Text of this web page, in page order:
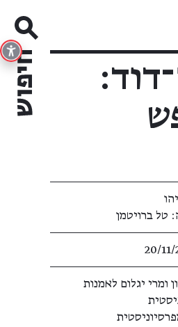
טל ברויטמן
20/11/
ומרי יגלום לאמנות